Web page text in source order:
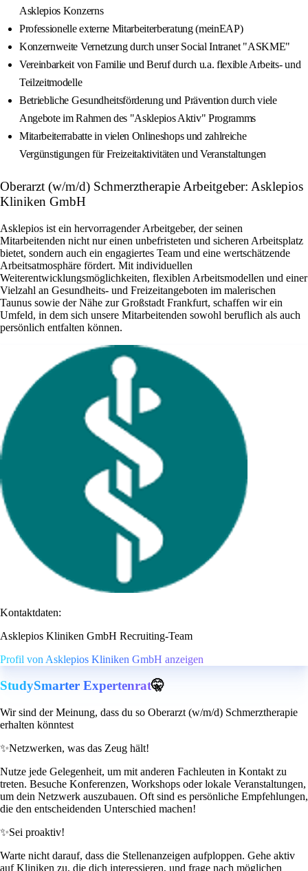
Asklepios Konzerns
Professionelle externe Mitarbeiterberatung (meinEAP)
Konzernweite Vernetzung durch unser Social Intranet "ASKME"
Vereinbarkeit von Familie und Beruf durch u.a. flexible Arbeits- und
Teilzeitmodelle
Betriebliche Gesundheitsförderung und Prävention durch viele
Angebote im Rahmen des "Asklepios Aktiv" Programms
Mitarbeiterrabatte in vielen Onlineshops und zahlreiche
Vergünstigungen für Freizeitaktivitäten und Veranstaltungen
Oberarzt (w/m/d) Schmerztherapie Arbeitgeber: Asklepios
Kliniken GmbH
Asklepios ist ein hervorragender Arbeitgeber, der seinen
Mitarbeitenden nicht nur einen unbefristeten und sicheren Arbeitsplatz
bietet, sondern auch ein engagiertes Team und eine wertschätzende
Arbeitsatmosphäre fördert. Mit individuellen
Weiterentwicklungsmöglichkeiten, flexiblen Arbeitsmodellen und einer
Vielzahl an Gesundheits- und Freizeitangeboten im malerischen
Taunus sowie der Nähe zur Großstadt Frankfurt, schaffen wir ein
Umfeld, in dem sich unsere Mitarbeitenden sowohl beruflich als auch
persönlich entfalten können.
Kontaktdaten:
Asklepios Kliniken GmbH Recruiting-Team
Profil von Asklepios Kliniken GmbH anzeigen
StudySmarter Expertenrat🤫
Wir sind der Meinung, dass du so Oberarzt (w/m/d) Schmerztherapie
erhalten könntest
✨Netzwerken, was das Zeug hält!
Nutze jede Gelegenheit, um mit anderen Fachleuten in Kontakt zu
treten. Besuche Konferenzen, Workshops oder lokale Veranstaltungen,
um dein Netzwerk auszubauen. Oft sind es persönliche Empfehlungen,
die den entscheidenden Unterschied machen!
✨Sei proaktiv!
Warte nicht darauf, dass die Stellenanzeigen aufploppen. Gehe aktiv
auf Kliniken zu, die dich interessieren, und frage nach möglichen